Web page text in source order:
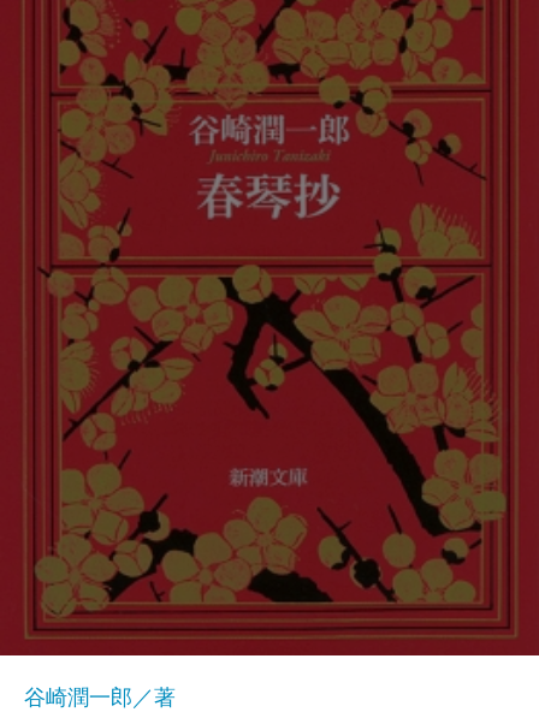
谷崎潤一郎／著